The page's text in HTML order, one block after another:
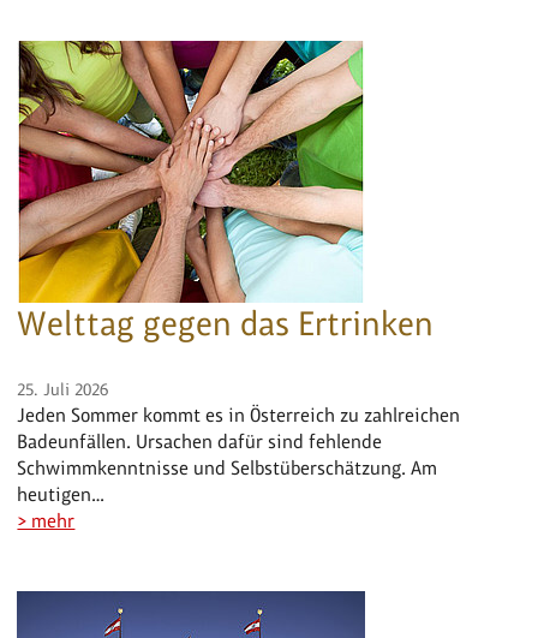
Welttag gegen das Ertrinken
25. Juli 2026
Jeden Sommer kommt es in Österreich zu zahlreichen
Badeunfällen. Ursachen dafür sind fehlende
Schwimmkenntnisse und Selbstüberschätzung. Am
heutigen…
> mehr